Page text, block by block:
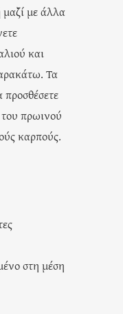
με άλλα
και
Τα
πρωινού
καρπούς.
στη μέση